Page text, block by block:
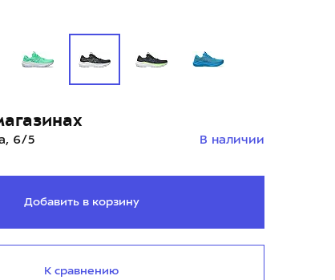
6/5 В наличии
Добавить в корзину
К сравнению